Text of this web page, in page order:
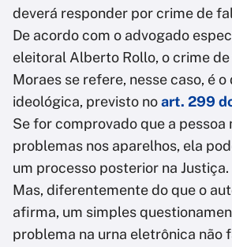
deverá responder por crime de
De acordo com o advogado
eleitoral Alberto Rollo, o crime
Moraes se refere, nesse caso, é
ideológica, previsto noart. 299
Se for comprovado que a pessoa
problemas nos aparelhos, ela
um processo posterior na Justiça.
Mas, diferentemente do que o
afirma, um simples
problema na urna eletrônica não